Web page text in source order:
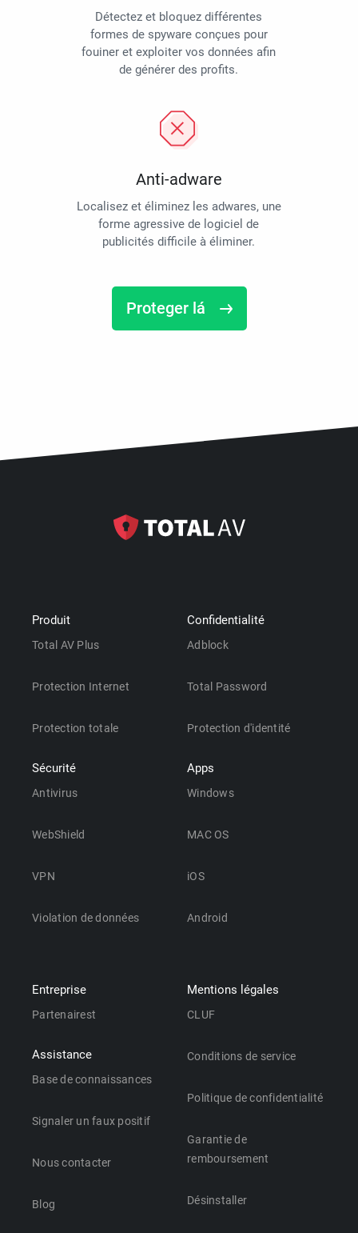
Détectez et bloquez différentes
formes de spyware conçues pour
fouiner et exploiter vos données afin
de générer des profits.
Anti-adware
Localisez et éliminez les adwares, une
forme agressive de logiciel de
publicités difficile à éliminer.
Proteger lá
Produit
Total AV Plus
Protection Internet
Protection totale
Sécurité
Antivirus
WebShield
VPN
Violation de données
Confidentialité
Adblock
Total Password
Protection d'identité
Apps
Windows
MAC OS
iOS
Android
Entreprise
Partenairest
Assistance
Base de connaissances
Signaler un faux positif
Nous contacter
Blog
Mentions légales
CLUF
Conditions de service
Politique de confidentialité
Garantie de
remboursement
Désinstaller